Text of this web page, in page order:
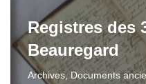
Registres des
Beauregard
Archives, Documents